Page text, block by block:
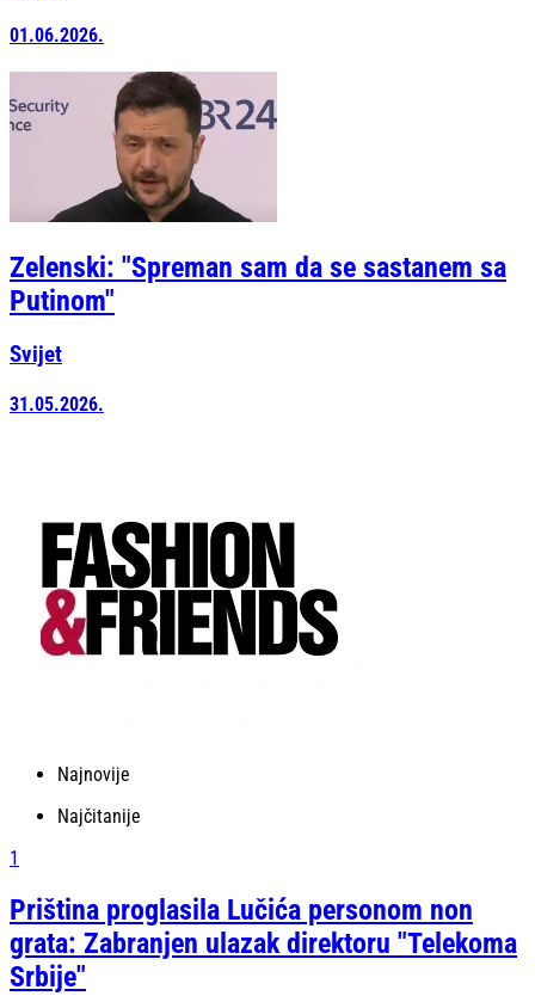
01.06.2026.
Zelenski: "Spreman sam da se sastanem sa
Putinom"
Svijet
31.05.2026.
Najnovije
Najčitanije
1
Priština proglasila Lučića personom non
grata: Zabranjen ulazak direktoru "Telekoma
Srbije"